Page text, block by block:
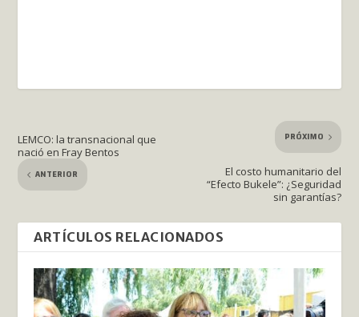
LEMCO: la transnacional que
nació en Fray Bentos
ANTERIOR
PRÓXIMO
El costo humanitario del
“Efecto Bukele”: ¿Seguridad
sin garantías?
ARTÍCULOS RELACIONADOS